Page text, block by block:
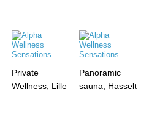
Private
Wellness, Lille
Panoramic
sauna, Hasselt